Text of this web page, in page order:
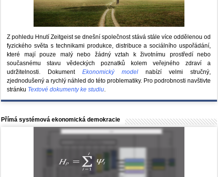
Z pohledu Hnutí Zeitgeist se dnešní společnost stává stále více oddělenou od
fyzického světa s technikami produkce, distribuce a sociálního uspořádání,
které mají pouze malý nebo žádný vztah k životnímu prostředí nebo
současnému stavu vědeckých poznatků kolem veřejného zdraví a
udržitelnosti. DokumentEkonomický model nabízí velmi stručný,
zjednodušený a rychlý náhled do této problematiky. Pro podrobnosti navštivte
stránku Textové dokumenty ke studiu.
Přímá systémová ekonomická demokracie